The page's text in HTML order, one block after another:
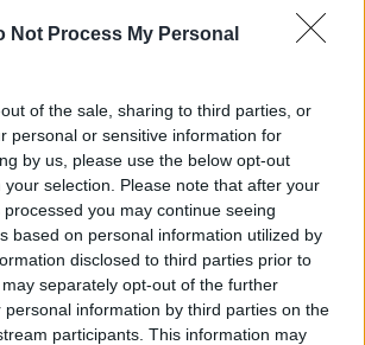
Not Process My Personal
of the sale, sharing to third parties, or
personal or sensitive information for
by us, please use the below opt-out
selection. Please note that after your
you may continue seeing
based on personal information utilized by
disclosed to third parties prior to
separately opt-out of the further
personal information by third parties on the
participants. This information may
Daily.gr
το E-Radio.gr και στο Instagram